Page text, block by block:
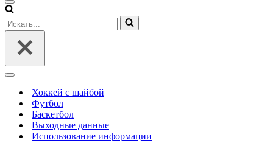
Меню
навигации
Искать...
Меню
навигацииХоккей с шайбой
Футбол
Баскетбол
Выходные данные
Использование информации